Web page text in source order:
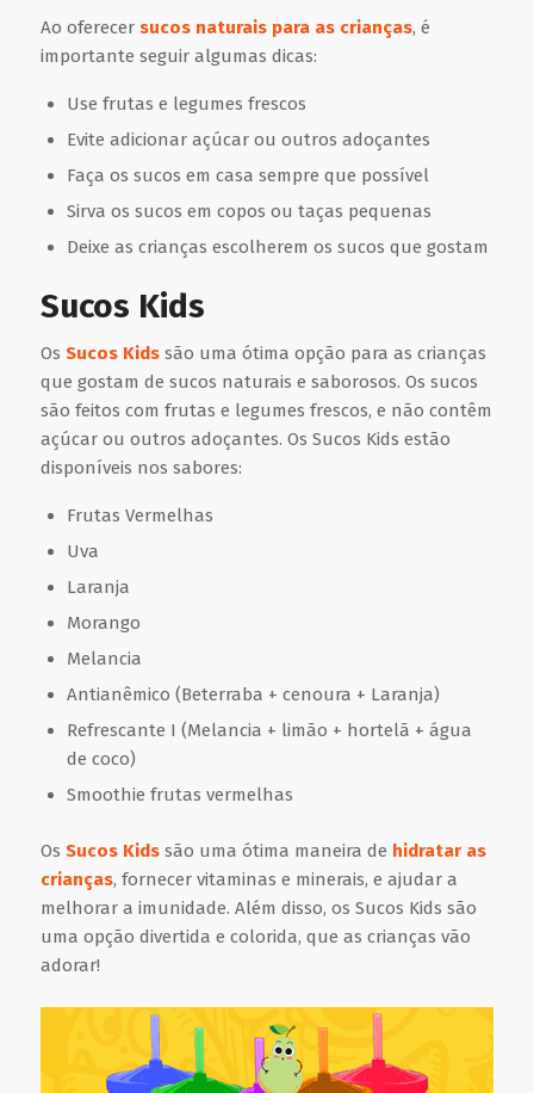
Ao oferecer sucos naturais para as crianças, é
importante seguir algumas dicas:
Use frutas e legumes frescos
Evite adicionar açúcar ou outros adoçantes
Faça os sucos em casa sempre que possível
Sirva os sucos em copos ou taças pequenas
Deixe as crianças escolherem os sucos que gostam
Sucos Kids
Os Sucos Kidssão uma ótima opção para as crianças
que gostam de sucos naturais e saborosos. Os sucos
são feitos com frutas e legumes frescos, e não contêm
açúcar ou outros adoçantes. Os Sucos Kids estão
disponíveis nos sabores:
Frutas Vermelhas
Uva
Laranja
Morango
Melancia
Antianêmico (Beterraba + cenoura + Laranja)
Refrescante I (Melancia + limão + hortelã + água
de coco)
Smoothie frutas vermelhas
Os Sucos Kidssão uma ótima maneira de hidratar as
crianças, fornecer vitaminas e minerais, e ajudar a
melhorar a imunidade. Além disso, os Sucos Kids são
uma opção divertida e colorida, que as crianças vão
adorar!